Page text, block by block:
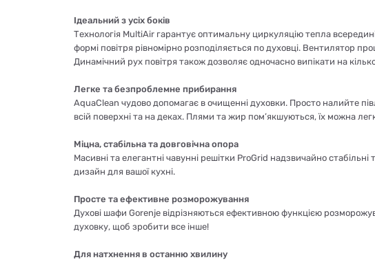
Ідеальний з усіх боків
Технологія MultiAir гарантує оптимальну циркуляцію тепла
формі повітря рівномірно розподіляється по духовці. Вентилятор
Динамічний рух повітря також дозволяє одночасно випікати на
Легке та безпроблемне прибирання
AquaClean чудово допомагає в очищенні духовки. Просто налийте
всій поверхні та на деках. Плями та жир пом’якшуються, їх можна
Міцна, стабільна та довговічна опора
Масивні та елегантні чавунні решітки ProGrid надзвичайно
дизайн для вашої кухні.
Просте та ефективне розморожування
Духові шафи Gorenje відрізняються ефективною функцією
духовку, щоб зробити все інше!
Для натхнення в останню хвилину